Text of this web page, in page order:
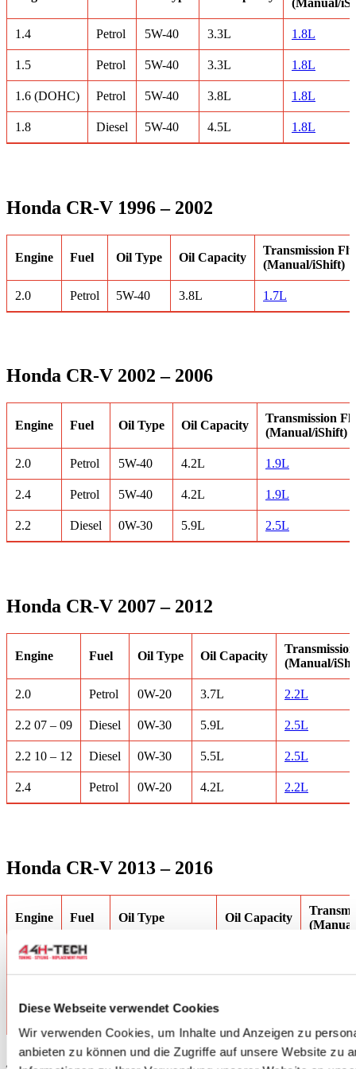
Diese Webseite verwendet Cookies
Wir verwenden Cookies, um Inhalte und Anzeigen zu
anbieten zu können und die Zugriffe auf unsere Website zu
1.4 Petrol 5W-40 3.3L 1.8L
1.5 Petrol 5W-40 3.3L 1.8L
1.6 (DOHC) Petrol 5W-40 3.8L 1.8L
1.8 Diesel 5W-40 4.5L 1.8L
Honda CR-V 1996 – 2002
Engine Fuel Oil Type Oil Capacity
Transmission
(Manual/iShift)
2.0 Petrol 5W-40 3.8L 1.7L
Honda CR-V 2002 – 2006
Engine Fuel Oil Type Oil Capacity
Transmission
(Manual/iShift)
2.0 Petrol 5W-40 4.2L 1.9L
2.4 Petrol 5W-40 4.2L 1.9L
2.2 Diesel 0W-30 5.9L 2.5L
Honda CR-V 2007 – 2012
Engine Fuel Oil Type Oil Capacity
(Manual/
2.0 Petrol 0W-20 3.7L 2.2L
2.2 07 – 09 Diesel 0W-30 5.9L 2.5L
2.2 10 – 12 Diesel 0W-30 5.5L 2.5L
2.4 Petrol 0W-20 4.2L 2.2L
Honda CR-V 2013 – 2016
Engine Fuel Oil Type Oil Capacity
1.6 Diesel
2017+ modellen uitzoeken